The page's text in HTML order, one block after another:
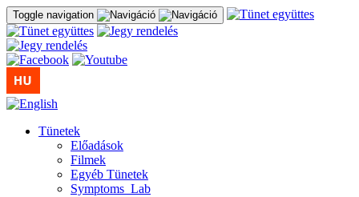
Toggle navigation
Tünetek
Előadások
Filmek
Egyéb Tünetek
Symptoms_Lab